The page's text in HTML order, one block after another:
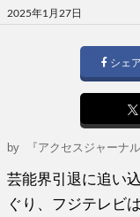
投
稿
2025年1月27日
シェア
by 『アクセスジャーナ
芸能界引退に追い
ぐり、フジテレビ